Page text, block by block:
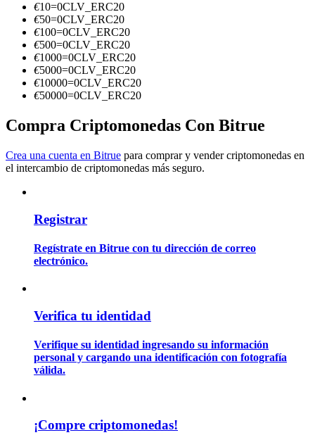
Disfruta del reparto de beneficios y comisiones de copy trading
Información
Análisis de big data que incluye información comercial, etc.
Guía
Guía de inicio de futuros
€10=0CLV_ERC20
€50=0CLV_ERC20
€100=0CLV_ERC20
€500=0CLV_ERC20
€1000=0CLV_ERC20
€5000=0CLV_ERC20
€10000=0CLV_ERC20
€50000=0CLV_ERC20
Compra Criptomonedas Con Bitrue
Crea una cuenta en Bitrue para comprar y vender criptomonedas en
el intercambio de criptomonedas más seguro.
Registrar
Regístrate en Bitrue con tu dirección de correo
electrónico.
Verifica tu identidad
Verifique su identidad ingresando su información
personal y cargando una identificación con fotografía
válida.
¡Compre criptomonedas!